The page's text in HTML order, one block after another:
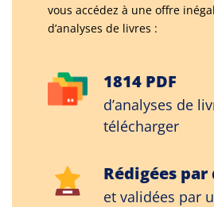
vous accédez à une offre
d’analyses de livres :
1814 PDF
d’analyses de
télécharger
Rédigées par
et validées par